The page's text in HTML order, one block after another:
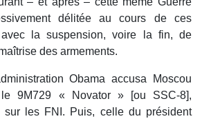
délitée au cours de ces
la suspension, voire la fin, de
des armements.
Obama accusa Moscou
le 9M729 « Novator » [ou SSC-8],
sur les FNI. Puis, celle du président